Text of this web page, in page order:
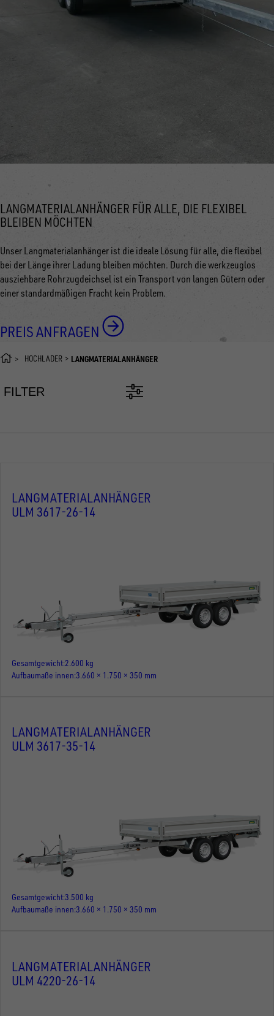
LANGMATERIALANHÄNGER FÜR ALLE, DIE FLEXIBEL
BLEIBEN MÖCHTEN
Unser Langmaterialanhänger ist die ideale Lösung für alle, die flexibel
bei der Länge ihrer Ladung bleiben möchten. Durch die werkzeuglos
ausziehbare Rohrzugdeichsel ist ein Transport von langen Gütern oder
einer standardmäßigen Fracht kein Problem.
PREIS ANFRAGEN
HOCHLADER LANGMATERIALANHÄNGER
FILTER
LANGMATERIALANHÄNGER
ULM 3617-26-14
Gesamtgewicht 2.600 kg
Aufbaumaße innen 3.660 × 1.750 × 350 mm
LANGMATERIALANHÄNGER
ULM 3617-35-14
Gesamtgewicht3.500 kg
Aufbaumaße innen 3.660 × 1.750 × 350 mm
LANGMATERIALANHÄNGER
ULM 4220-26-14